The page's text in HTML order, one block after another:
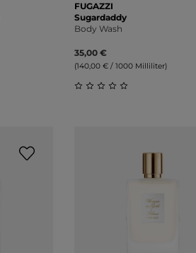
FUGAZZI
Sugardaddy
Body Wash
35,00 €
(140,00 € / 1000 Milliliter)